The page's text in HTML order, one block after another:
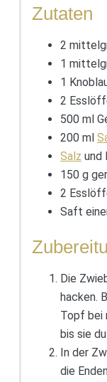
Zutaten
2
1
1
2
500 ml
200 ml
Salz und
150 g
2
Saft
Die
hacken.
Topf bei
bis sie
In der
die